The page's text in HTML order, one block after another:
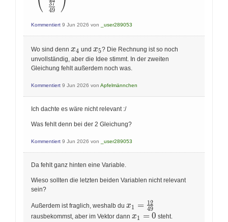
x_{1} \\
x_{3}=\frac{11}{12}
x_{1} \end{array}
\frac{37}{49}
\end{array}\right)
\Rightarrow \text
49
37
Kommentiert 9 Jun 2026 von _user289053
Wo sind denn x_4
x4 und x_5
x5? Die Rechnung ist so noch
unvollständig, aber die Idee stimmt. In der zweiten
Gleichung fehlt außerdem noch was.
Kommentiert 9 Jun 2026 von Apfelmännchen
Ich dachte es wäre nicht relevant :/
Was fehlt denn bei der 2 Gleichung?
Kommentiert 9 Jun 2026 von _user289053
Da fehlt ganz hinten eine Variable.
Wieso sollten die letzten beiden Variablen nicht relevant
sein?
Außerdem ist fraglich, weshalb du x_1=\frac{12}
{49}
x1 = 49
12
rausbekommst, aber im Vektor dann x_1=0
x1 = 0 steht.